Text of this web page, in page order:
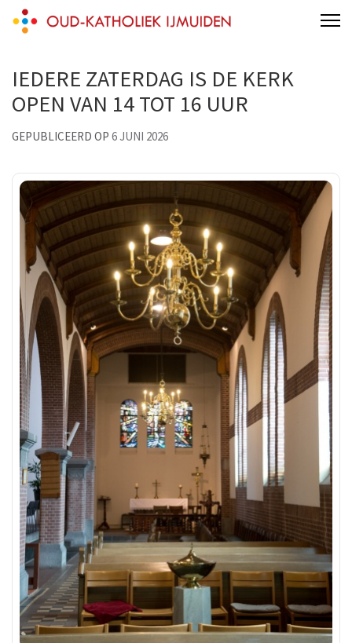
Skip
(Press
Enter)
Oud-Katholieke Parochie IJmond
parochie van de H.H. Adelbertus & Engelmundus
IEDERE ZATERDAG IS DE KERK
OPEN VAN 14 TOT 16 UUR
GEPUBLICEERD OP 6 JUNI 2026